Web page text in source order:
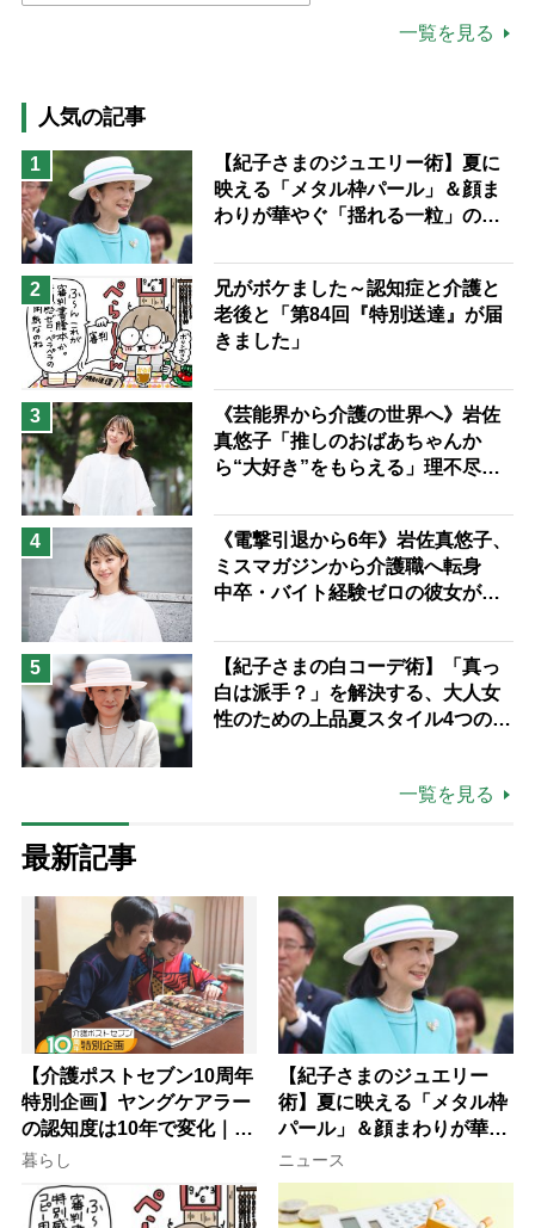
猫が母になつきません
息子の遠距離介護サバイバル術
兄がボケました
便利なサービス
予防法
一覧を見る
人気の記事
1
【紀子さまのジュエリー術】夏に
映える「メタル枠パール」＆顔ま
わりが華やぐ「揺れる一粒」の使
2
兄がボケました～認知症と介護と
老後と「第84回『特別送達』が届
きました」
3
《芸能界から介護の世界へ》岩佐
真悠子「推しのおばあちゃんか
ら“大好き”をもらえる」理不尽さ
場は「愛おしい」
4
《電撃引退から6年》岩佐真悠子、
ミスマガジンから介護職へ転身
中卒・バイト経験ゼロの彼女が見
ながら自分らしくいられる」
5
【紀子さまの白コーデ術】「真っ
白は派手？」を解決する、大人女
性のための上品夏スタイル4つのコ
一覧を見る
最新記事
【介護ポストセブン10周年
特別企画】ヤングケアラー
の認知度は10年で変化｜流
行語大賞にノミネート、法
律にも明記されたが果たし
て現在は？
暮らし
【紀子さまのジュエリー
術】夏に映える「メタル枠
パール」＆顔まわりが華や
ぐ「揺れる一粒」の使い分
け方
ニュース